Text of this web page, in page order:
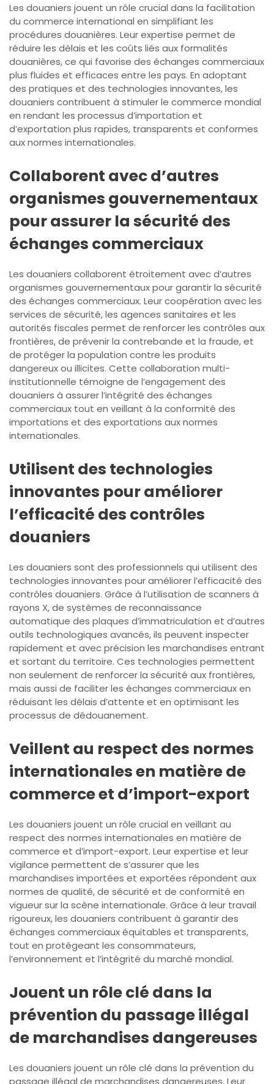
Les douaniers jouent un rôle crucial dans la facilitation
du commerce international en simplifiant les
procédures douanières. Leur expertise permet de
réduire les délais et les coûts liés aux formalités
douanières, ce qui favorise des échanges commerciaux
plus fluides et efficaces entre les pays. En adoptant
des pratiques et des technologies innovantes, les
douaniers contribuent à stimuler le commerce mondial
en rendant les processus d’importation et
d’exportation plus rapides, transparents et conformes
aux normes internationales.
Collaborent avec d’autres
organismes gouvernementaux
pour assurer la sécurité des
échanges commerciaux
Les douaniers collaborent étroitement avec d’autres
organismes gouvernementaux pour garantir la sécurité
des échanges commerciaux. Leur coopération avec les
services de sécurité, les agences sanitaires et les
autorités fiscales permet de renforcer les contrôles aux
frontières, de prévenir la contrebande et la fraude, et
de protéger la population contre les produits
dangereux ou illicites. Cette collaboration multi-
institutionnelle témoigne de l’engagement des
douaniers à assurer l’intégrité des échanges
commerciaux tout en veillant à la conformité des
importations et des exportations aux normes
internationales.
Utilisent des technologies
innovantes pour améliorer
l’efficacité des contrôles
douaniers
Les douaniers sont des professionnels qui utilisent des
technologies innovantes pour améliorer l’efficacité des
contrôles douaniers. Grâce à l’utilisation de scanners à
rayons X, de systèmes de reconnaissance
automatique des plaques d’immatriculation et d’autres
outils technologiques avancés, ils peuvent inspecter
rapidement et avec précision les marchandises entrant
et sortant du territoire. Ces technologies permettent
non seulement de renforcer la sécurité aux frontières,
mais aussi de faciliter les échanges commerciaux en
réduisant les délais d’attente et en optimisant les
processus de dédouanement.
Veillent au respect des normes
internationales en matière de
commerce et d’import-export
Les douaniers jouent un rôle crucial en veillant au
respect des normes internationales en matière de
commerce et d’import-export. Leur expertise et leur
vigilance permettent de s’assurer que les
marchandises importées et exportées répondent aux
normes de qualité, de sécurité et de conformité en
vigueur sur la scène internationale. Grâce à leur travail
rigoureux, les douaniers contribuent à garantir des
échanges commerciaux équitables et transparents,
tout en protégeant les consommateurs,
l’environnement et l’intégrité du marché mondial.
Jouent un rôle clé dans la
prévention du passage illégal
de marchandises dangereuses
Les douaniers jouent un rôle clé dans la prévention du
passage illégal de marchandises dangereuses. Leur